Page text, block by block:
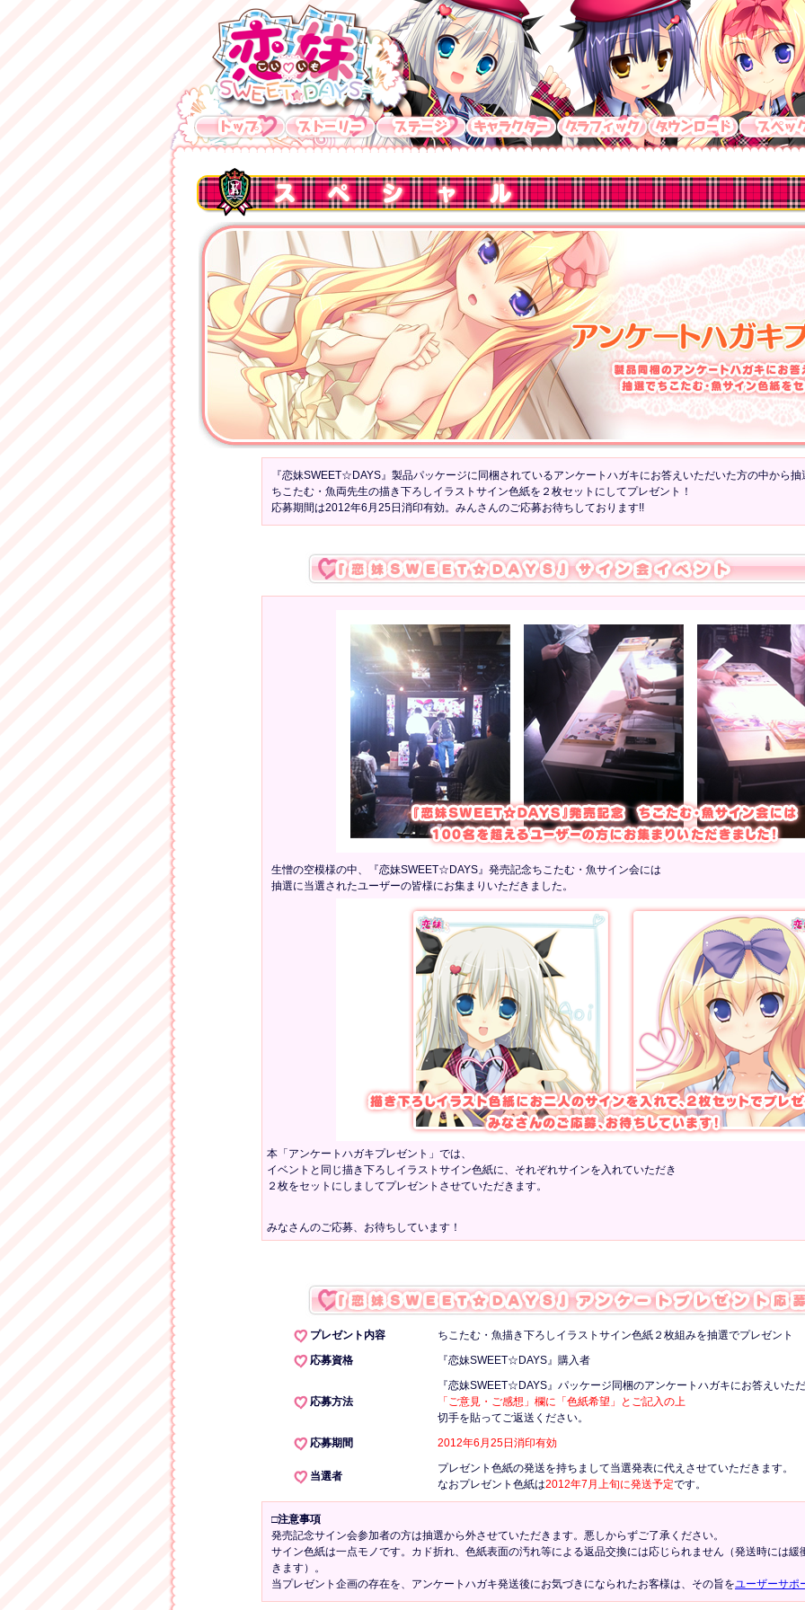
『恋妹SWEET☆DAYS』製品パッケージに同梱されているアンケートハガキにお答えいただいた方の中から抽
ちこたむ・魚両先生の描き下ろしイラストサイン色紙を２枚セットにしてプレゼント！
応募期間は2012年6月25日消印有効。みんさんのご応募お待ちしております!!
生憎の空模様の中、『恋妹SWEET☆DAYS』発売記念ちこたむ・魚サイン会には
抽選に当選されたユーザーの皆様にお集まりいただきました。
本「アンケートハガキプレゼント」では、
イベントと同じ描き下ろしイラストサイン色紙に、それぞれサインを入れていただき
２枚をセットにしましてプレゼントさせていただきます。
みなさんのご応募、お待ちしています！
プレゼント内容
ちこたむ・魚描き下ろしイラストサイン色紙２枚組みを抽選でプレゼント
応募資格
『恋妹SWEET☆DAYS』購入者
応募方法
『恋妹SWEET☆DAYS』パッケージ同梱のアンケートハガキにお答えいた
「ご意見・ご感想」欄に「色紙希望」とご記入の上
切手を貼ってご返送ください。
応募期間
2012年6月25日消印有効
当選者
プレゼント色紙の発送を持ちまして当選発表に代えさせていただきます。
なおプレゼント色紙は2012年7月上旬に発送予定です。
□注意事項
発売記念サイン会参加者の方は抽選から外させていただきます。悪しからずご了承ください。
サイン色紙は一点モノです。カド折れ、色紙表面の汚れ等による返品交換には応じられません（発送時には緩
きます）。
当プレゼント企画の存在を、アンケートハガキ発送後にお気づきになられたお客様は、その旨をユーザーサポ